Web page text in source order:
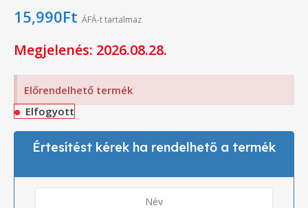
15,990Ft ÁFÁ-t tartalmaz
Megjelenés: 2026.08.28.
Előrendelhető termék
Elfogyott
Értesítést kérek ha rendelhető a termék